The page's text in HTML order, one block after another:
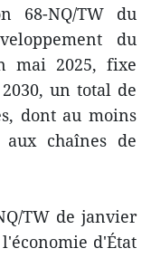
68-NQ/TW du
du
mai 2025, fixe
un total de
dont au moins
aux chaînes de
TW de janvier
d'État